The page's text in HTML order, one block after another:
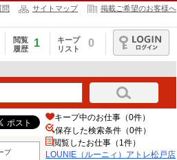
問 サイトマップ 掲載ご希望のお客様へ
閲覧
履歴
1
キープ
リスト
0
ログイン
プ
キープ中のお仕事（0件）
保存した検索条件（0件）
閲覧したお仕事（1件）
LOUNIE（ルーニィ）アトレ松戸店